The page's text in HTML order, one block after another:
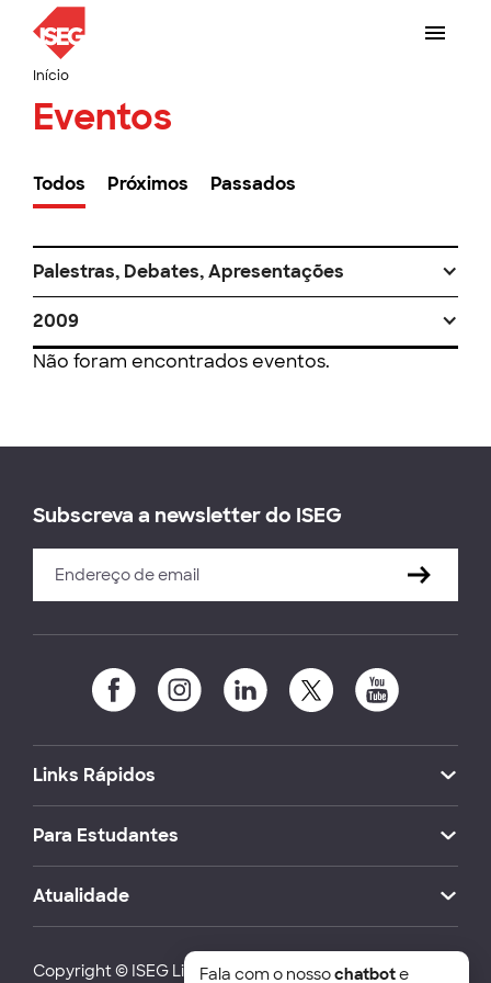
Início
Eventos
Todos Próximos Passados
Palestras, Debates, Apresentações
2009
Não foram encontrados eventos.
Subscreva a newsletter do ISEG
Links Rápidos
Para Estudantes
Atualidade
Copyright © ISEG Lisbon School of Economics and
Fala com o nossochatbote